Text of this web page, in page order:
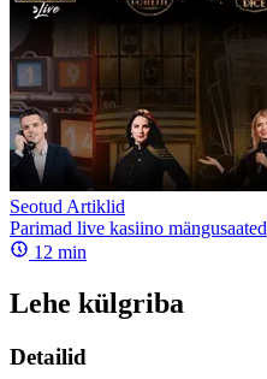
Seotud Artiklid
Parimad live kasiino mängusaated
12 min
Lehe külgriba
Detailid